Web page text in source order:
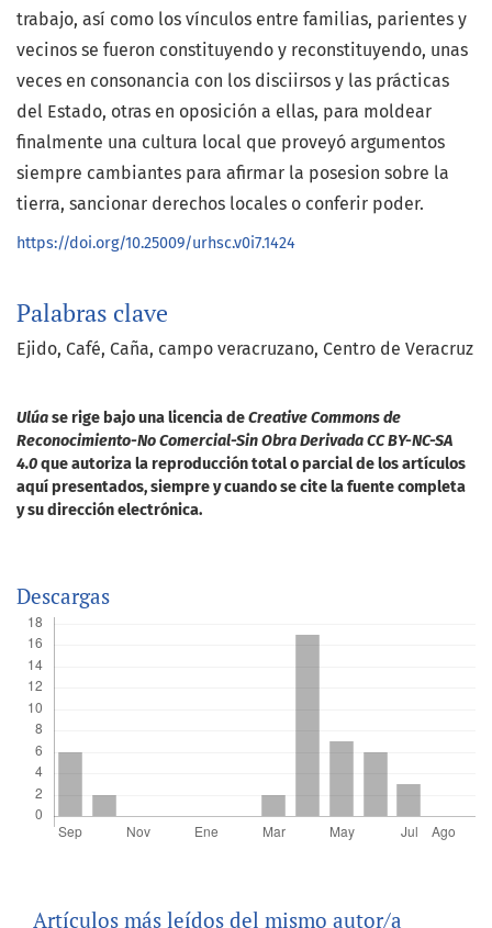
Palabras clave
Ejido Café Caña campo veracruzano Centro de Veracruz
trabajo, así como los vínculos entre familias, parientes y
vecinos se fueron constituyendo y reconstituyendo, unas
veces en consonancia con los disciirsos y las prácticas
del Estado, otras en oposición a ellas, para moldear
finalmente una cultura local que proveyó argumentos
siempre cambiantes para afirmar la posesion sobre la
tierra, sancionar derechos locales o conferir poder.
https://doi.org/10.25009/urhsc.v0i7.1424
Ulúase rige bajo una licencia deCreative Commons de
Reconocimiento-No Comercial-Sin Obra Derivada CC BY-NC-SA
4.0que autoriza la reproducción total o parcial de los artículos
aquí presentados, siempre y cuando se cite la fuente completa
y su dirección electrónica.
Descargas
Artículos más leídos del mismo autor/a